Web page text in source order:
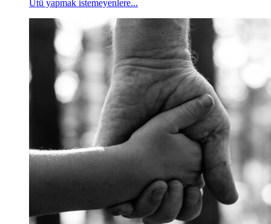
Ütü yapmak istemeyenlere...